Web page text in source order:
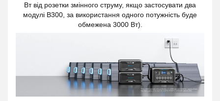
Вт від розетки змінного струму, якщо застосувати два
модулі B300, за використання одного потужність буде
обмежена 3000 Вт).